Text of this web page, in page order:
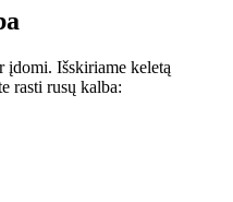
Išskiriame keletą
rasti rusų kalba: